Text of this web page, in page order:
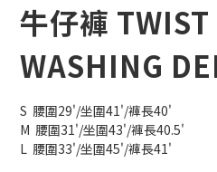
牛仔褲
WASHING
S  腰圍29'/坐圍41'/褲長40'
M  腰圍31'/坐圍43'/褲長40.5'
L  腰圍33'/坐圍45'/褲長41'